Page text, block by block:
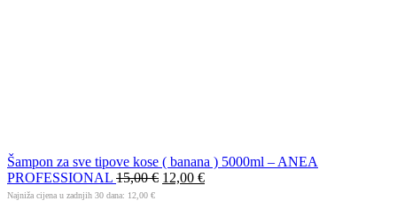
Šampon za sve tipove kose ( banana ) 5000ml – ANEA
PROFESSIONAL 15,00€ 12,00 €
Najniža cijena u zadnjih 30 dana: 12,00 €